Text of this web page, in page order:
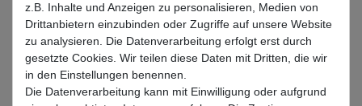
Beschreibung
z.B. Inhalte und Anzeigen zu personalisieren, Medien von
Drittanbietern einzubinden oder Zugriffe auf unsere Website
zu analysieren. Die Datenverarbeitung erfolgt erst durch
gesetzte Cookies. Wir teilen diese Daten mit Dritten, die wir
in den Einstellungen benennen.
Die Datenverarbeitung kann mit Einwilligung oder aufgrund